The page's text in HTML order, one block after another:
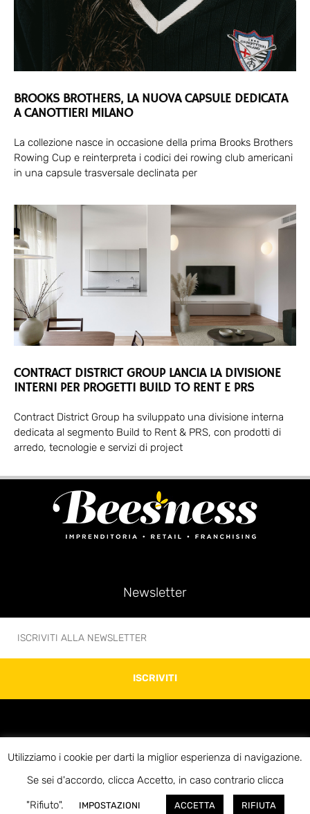
BROOKS BROTHERS, LA NUOVA CAPSULE DEDICATA
A CANOTTIERI MILANO
La collezione nasce in occasione della prima Brooks Brothers
Rowing Cup e reinterpreta i codici dei rowing club americani
in una capsule trasversale declinata per
CONTRACT DISTRICT GROUP LANCIA LA DIVISIONE
INTERNI PER PROGETTI BUILD TO RENT E PRS
Contract District Group ha sviluppato una divisione interna
dedicata al segmento Build to Rent & PRS, con prodotti di
arredo, tecnologie e servizi di project
Newsletter
ISCRIVITI
© 2020 Beesness di Giovanni Bonani – P.IVA 10312920969 – Via Soperga 13 –
Utilizziamo i cookie per darti la miglior esperienza di navigazione.
Se sei d'accordo, clicca Accetto, in caso contrario clicca
"Rifiuto".
IMPOSTAZIONI ACCETTA RIFIUTA